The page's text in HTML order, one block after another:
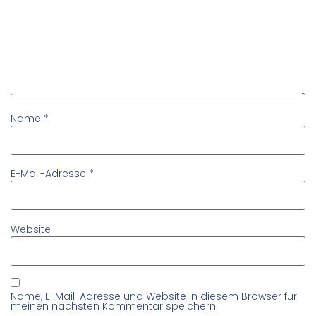
Name *
E-Mail-Adresse *
Website
Name, E-Mail-Adresse und Website in diesem Browser für
meinen nächsten Kommentar speichern.